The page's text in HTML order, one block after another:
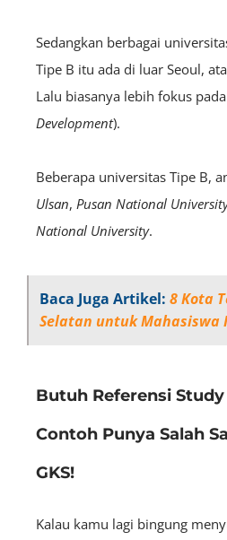
Sedangkan berbagai
Tipe B itu ada di luar Seoul,
Lalu biasanya lebih fokus
Development).
Beberapa universitas Tipe B,
Ulsan, Pusan National
National University.
Baca Juga Artikel: 8 Kota
Selatan untuk
Butuh Referensi Study
Contoh Punya Salah
GKS!
Kalau kamu lagi bingung